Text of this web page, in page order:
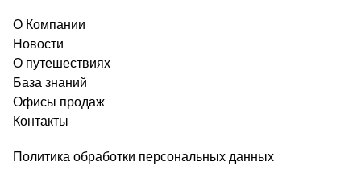
О Компании
Новости
О путешествиях
База знаний
Офисы продаж
Контакты
Политика обработки персональных данных